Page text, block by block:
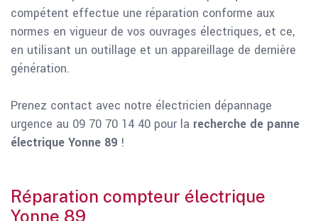
compétent effectue une réparation conforme aux
normes en vigueur de vos ouvrages électriques, et ce,
en utilisant un outillage et un appareillage de dernière
génération.
Prenez contact avec notre électricien dépannage
urgence au 09 70 70 14 40 pour la recherche de panne
électrique Yonne 89 !
Réparation compteur électrique
Yonne 89